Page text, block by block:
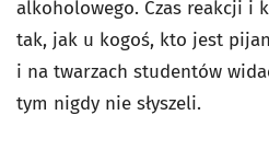
alkoholowego. Czas reakcji i
tak, jak u kogoś, kto jest
i na twarzach studentów
tym nigdy nie słyszeli.